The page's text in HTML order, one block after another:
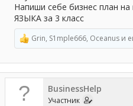
Напиши себе бизнес план
ЯЗЫКА за 3 класс
Р
е
а
к
ц
и
и
Grin, S1mple666, Oceanus и
BusinessHelp
Участник